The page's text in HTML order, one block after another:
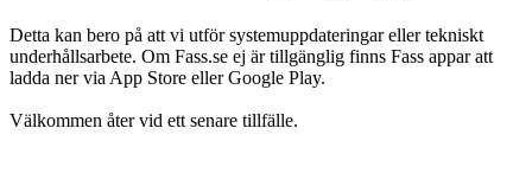
Detta kan bero på att vi utför systemuppdateringar eller tekniskt
underhållsarbete. Om Fass.se ej är tillgänglig finns Fass appar att
ladda ner via App Store eller Google Play.
Välkommen åter vid ett senare tillfälle.